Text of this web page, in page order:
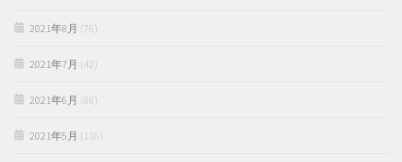
2021年8月 (76)
2021年7月 (42)
2021年6月 (88)
2021年5月 (116)